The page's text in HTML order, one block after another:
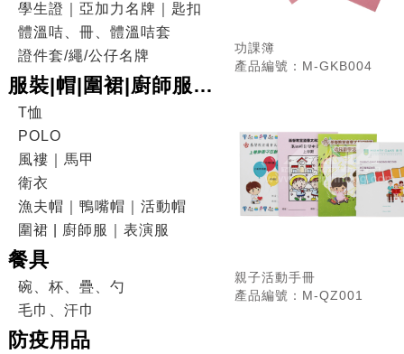
證件套
學生證｜亞加力名牌｜匙扣
體溫咭、冊、體溫咭套
證件套/繩/公仔名牌
服裝|帽|圍裙|廚師服|
表演服
T恤
POLO
風褸｜馬甲
衛衣
漁夫帽｜鴨嘴帽｜活動帽
圍裙 | 廚師服｜表演服
餐具
碗、杯、疊、勺
毛巾、汗巾
防疫用品
功課簿
產品編號：M-GKB004
親子活動手冊
產品編號：M-QZ001